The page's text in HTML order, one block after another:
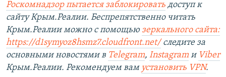
Роскомнадзор пытается заблокировать доступ к
сайту Крым.Реалии. Беспрепятственно читать
Крым.Реалии можно с помощью зеркального сайта:
https://d1symyoz8hsmz7.cloudfront.net/следите за
основными новостями в Telegram, Instagram и Viber
Крым.Реалии. Рекомендуем вам установить VPN.